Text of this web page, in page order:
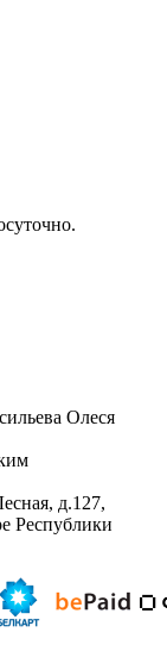
Олеся
д.127,
Республики